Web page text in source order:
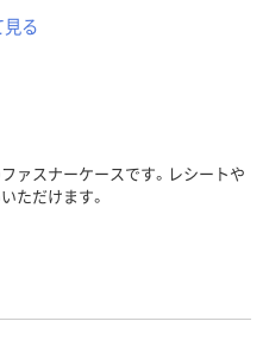
る
ァスナーケースです。レシートや
ただけます。